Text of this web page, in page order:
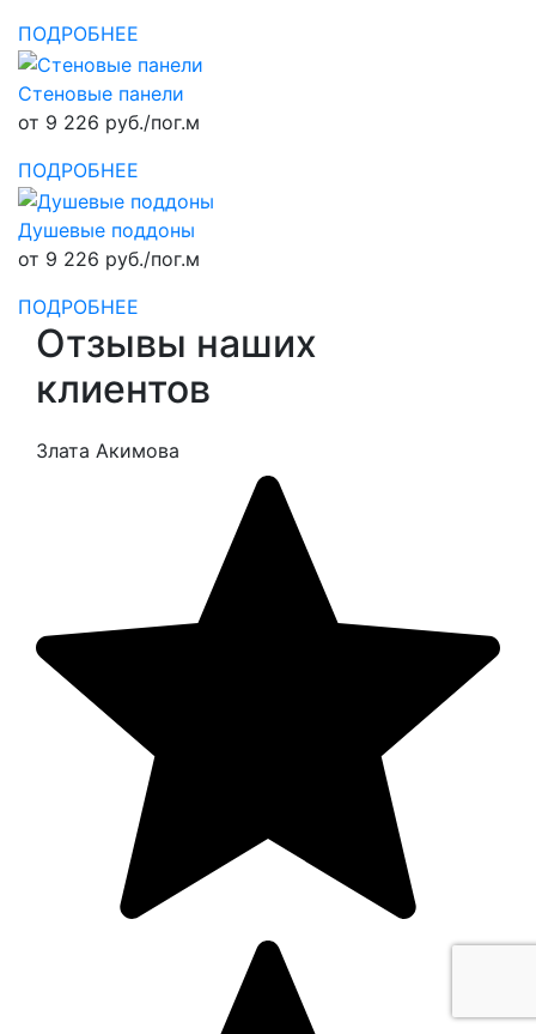
ПОДРОБНЕЕ
Стеновые панели
от 9 226 руб./пог.м
ПОДРОБНЕЕ
Душевые поддоны
от 9 226 руб./пог.м
ПОДРОБНЕЕ
Отзывы наших
клиентов
Злата Акимова